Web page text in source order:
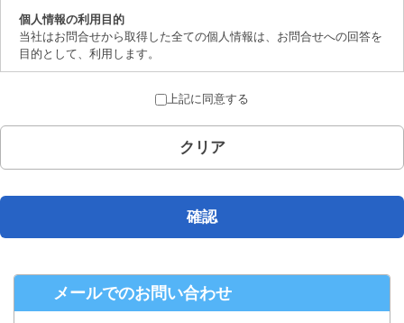
個人情報の利用目的
当社はお問合せから取得した全ての個人情報は、お問合せへの回答を
目的として、利用します。
取得した個人情報は、法律上許されている場合を除き、ご本人の了解
を得ることなく第三者に提供することはありません。
個人情報の取扱いの委託について
開示対象個人情報の開示等および問合せ窓口について
ご本人からの求めにより、当社が保有する開示対象個人情報の、利用
す。
株式会社シースクェア 個人情報お問合せ窓口
上記に同意する
クリア
確認
メールでのお問い合わせ